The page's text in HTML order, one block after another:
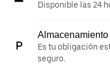
Disponible las 24
Es tu obligación
seguro.